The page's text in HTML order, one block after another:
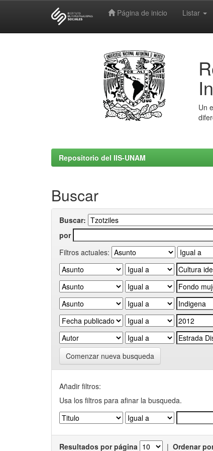
Página de inicio Listar
Un
Repositorio del IIS-UNAM
Buscar
Buscar:
por
Filtros actuales:
Comenzar nueva busqueda
Añadir filtros:
Usa los filtros para afinar la busqueda.
Resultados por página | Ordenar